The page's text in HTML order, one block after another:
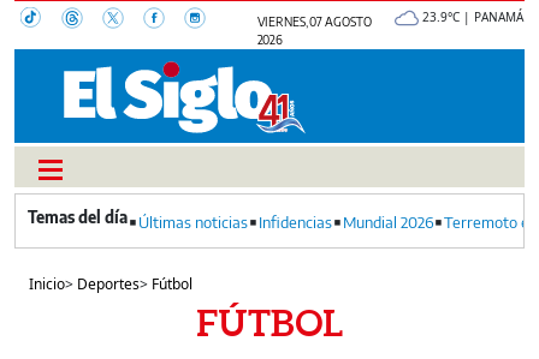
VIERNES, 07 AGOSTO
2026
23.9°C | PANAMÁ
Últimas noticias Infidencias Mundial 2026 Terremoto
Inicio> Deportes> Fútbol
FÚTBOL